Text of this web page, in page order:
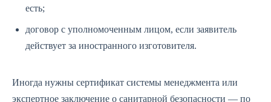
есть;
договор с уполномоченным лицом, если заявитель
действует за иностранного изготовителя.
Иногда нужны сертификат системы менеджмента или
экспертное заключение о санитарной безопасности — по